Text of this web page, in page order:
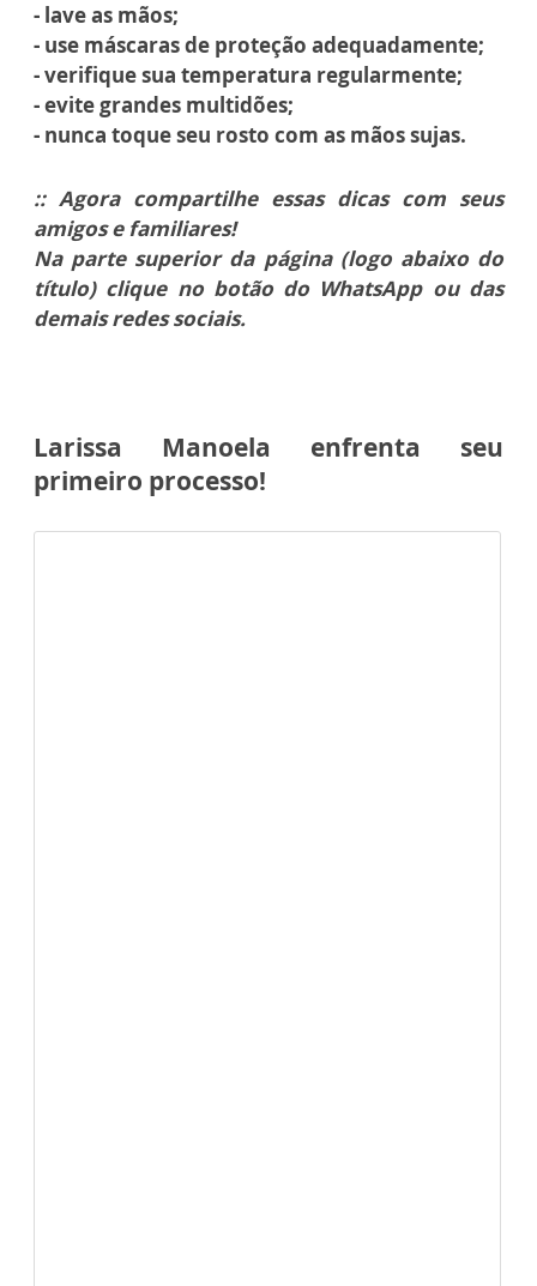
- lave as mãos;
- use máscaras de proteção adequadamente;
- verifique sua temperatura regularmente;
- evite grandes multidões;
- nunca toque seu rosto com as mãos sujas.
:: Agora compartilhe essas dicas com seus
amigos e familiares!
Na parte superior da página (logo abaixo do
título) clique no botão do WhatsApp ou das
demais redes sociais.
Larissa Manoela enfrenta seu
primeiro processo!